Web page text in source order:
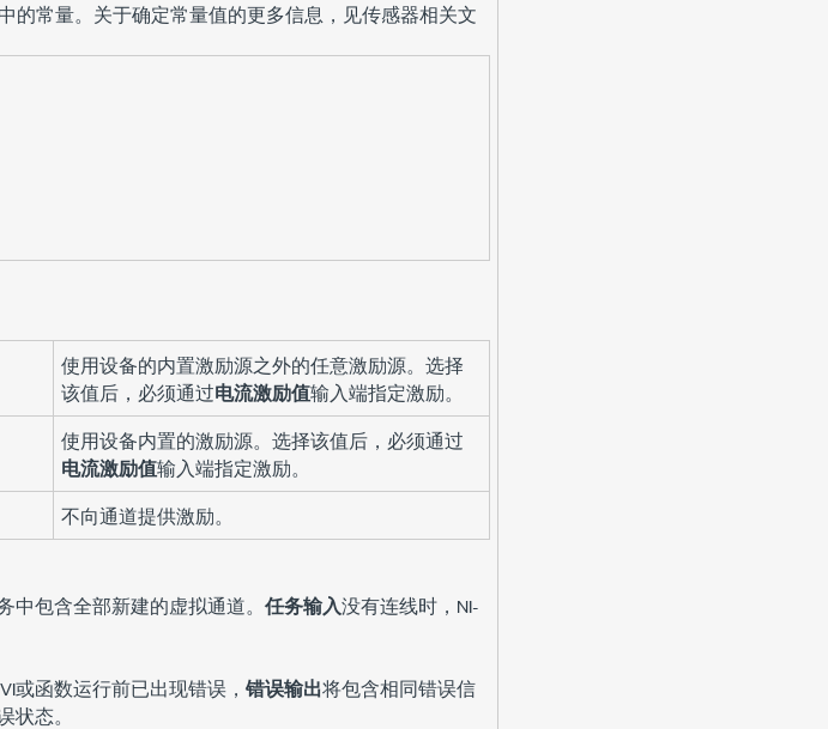
的常量。关于确定常量值的更多信息，见传感器相关文
使用设备的内置激励源之外的任意激励源。选择
该值后，必须通过电流激励值输入端指定激励。
使用设备内置的激励源。选择该值后，必须通过
电流激励值输入端指定激励。
不向通道提供激励。
中包含全部新建的虚拟通道。 任务输入没有连线时，NI-
或函数运行前已出现错误， 错误输出将包含相同错误信
状态。